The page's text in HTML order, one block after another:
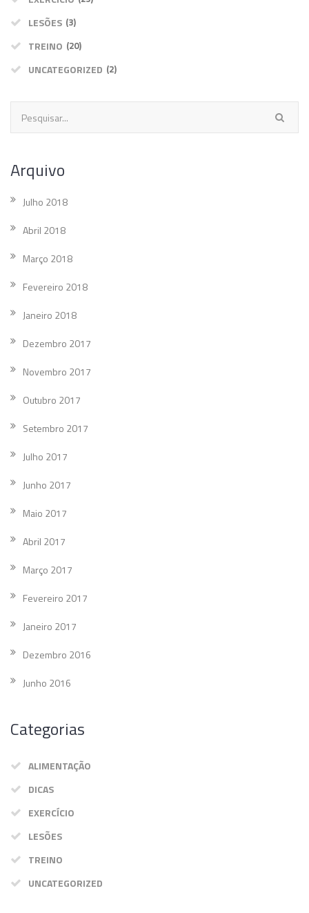
LESÕES (3)
TREINO (20)
UNCATEGORIZED (2)
Arquivo
Julho 2018
Abril 2018
Março 2018
Fevereiro 2018
Janeiro 2018
Dezembro 2017
Novembro 2017
Outubro 2017
Setembro 2017
Julho 2017
Junho 2017
Maio 2017
Abril 2017
Março 2017
Fevereiro 2017
Janeiro 2017
Dezembro 2016
Junho 2016
Categorias
ALIMENTAÇÃO
DICAS
EXERCÍCIO
LESÕES
TREINO
UNCATEGORIZED